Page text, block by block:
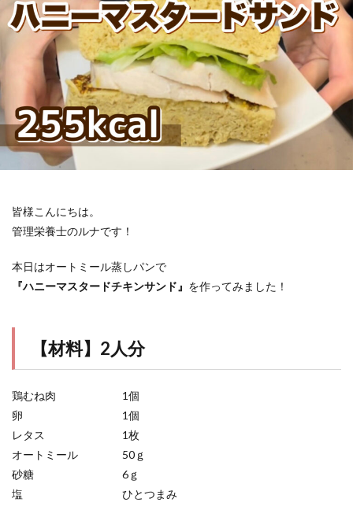
皆様こんにちは。
管理栄養士のルナです！
本日はオートミール蒸しパンで
『ハニーマスタードチキンサンド』 を作ってみました！
【材料】2人分
鶏むね肉 1個
卵 1個
レタス 1枚
オートミール 50ｇ
砂糖 6ｇ
塩 ひとつまみ